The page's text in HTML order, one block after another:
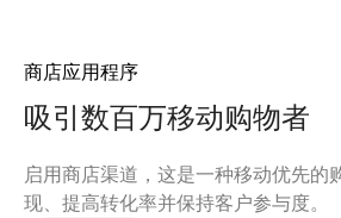
商店应用程序
吸引数百万移动购物者
启用商店渠道，这是一种移动优先的
现、提高转化率并保持客户参与度。